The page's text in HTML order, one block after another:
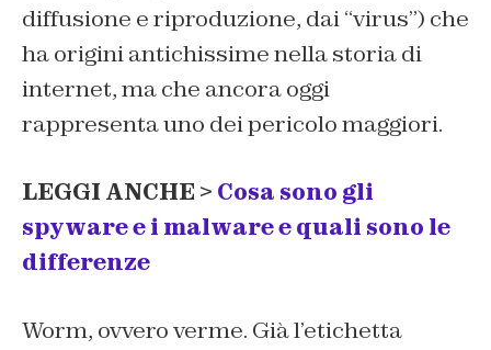
diffusione e riproduzione, dai “virus”) che
ha origini antichissime nella storia di
internet, ma che ancora oggi
rappresenta uno dei pericolo maggiori.
LEGGI ANCHE > Cosa sono gli
spyware e i malware e quali sono le
differenze
Worm, ovvero verme. Già l’etichetta